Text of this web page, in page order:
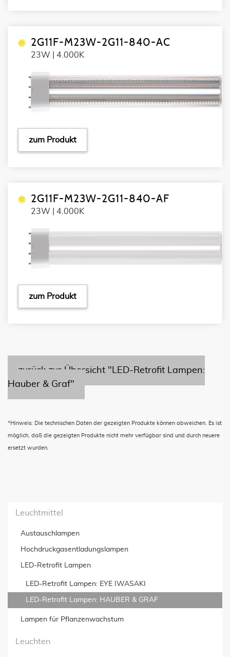
2G11F-M23W-2G11-840-AC
23W | 4.000K
zum Produkt
2G11F-M23W-2G11-840-AF
23W | 4.000K
zum Produkt
zurück zur Übersicht "LED-Retrofit Lampen:
Hauber & Graf"
*Hinweis: Die technischen Daten der gezeigten Produkte können abweichen. Es ist
möglich, daß die gezeigten Produkte nicht mehr verfügbar sind und durch neuere
ersetzt wurden.
Leuchtmittel
Austauschlampen
Hochdruckgas­entladungslampen
LED-Retrofit Lampen
LED-Retrofit Lampen: EYE IWASAKI
LED-Retrofit Lampen: HAUBER & GRAF
Lampen für Pflanzenwachstum
Leuchten